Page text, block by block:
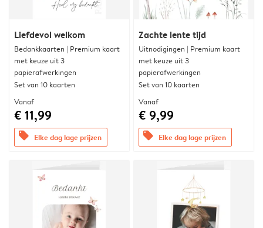
Liefdevol welkom
Bedankkaarten | Premium kaart
met keuze uit 3
papierafwerkingen
Set van 10 kaarten
Vanaf
€ 11,99
offers Elke dag lage prijzen
Zachte lente tijd
Uitnodigingen | Premium kaart
met keuze uit 3
papierafwerkingen
Set van 10 kaarten
Vanaf
€ 9,99
offers Elke dag lage prijzen